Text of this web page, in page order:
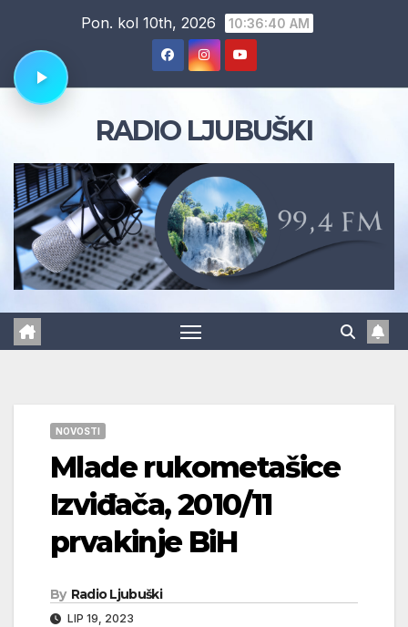
content
Pon. kol 10th, 2026 10:36:41 AM
RADIO LJUBUŠKI
NOVOSTI
Mlade rukometašice
Izviđača, 2010/11
prvakinje BiH
By Radio Ljubuški
LIP 19, 2023